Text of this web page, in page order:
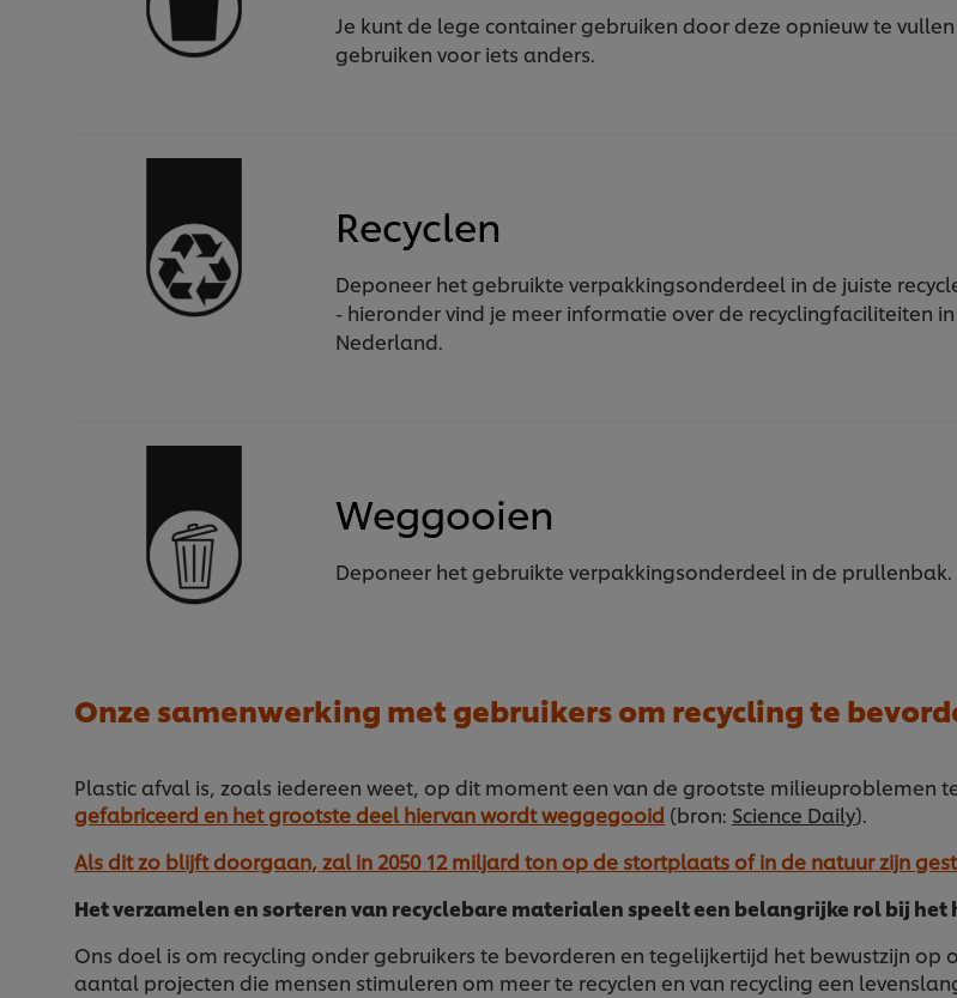
Je kunt de lege container gebruiken door deze opnieuw te
gebruiken voor iets anders.
Recyclen
Deponeer het gebruikte verpakkingsonderdeel in de juiste
- hieronder vind je meer informatie over de recyclingfaciliteiten in
Nederland.
Weggooien
Deponeer het gebruikte verpakkingsonderdeel in de prullenbak.
Onze samenwerking met gebruikers om recycling te
Plastic afval is, zoals iedereen weet, op dit moment een van de grootste milieuproblemen
gefabriceerd en het grootste deel hiervan wordt weggegooid (bron: Science Daily).
Als dit zo blijft doorgaan, zal in 2050 12 miljard ton op de stortplaats of in de natuur zijn
Het verzamelen en sorteren van recyclebare materialen speelt een belangrijke rol bij
Ons doel is om recycling onder gebruikers te bevorderen en tegelijkertijd het bewustzijn op
aantal projecten die mensen stimuleren om meer te recyclen en van recycling een